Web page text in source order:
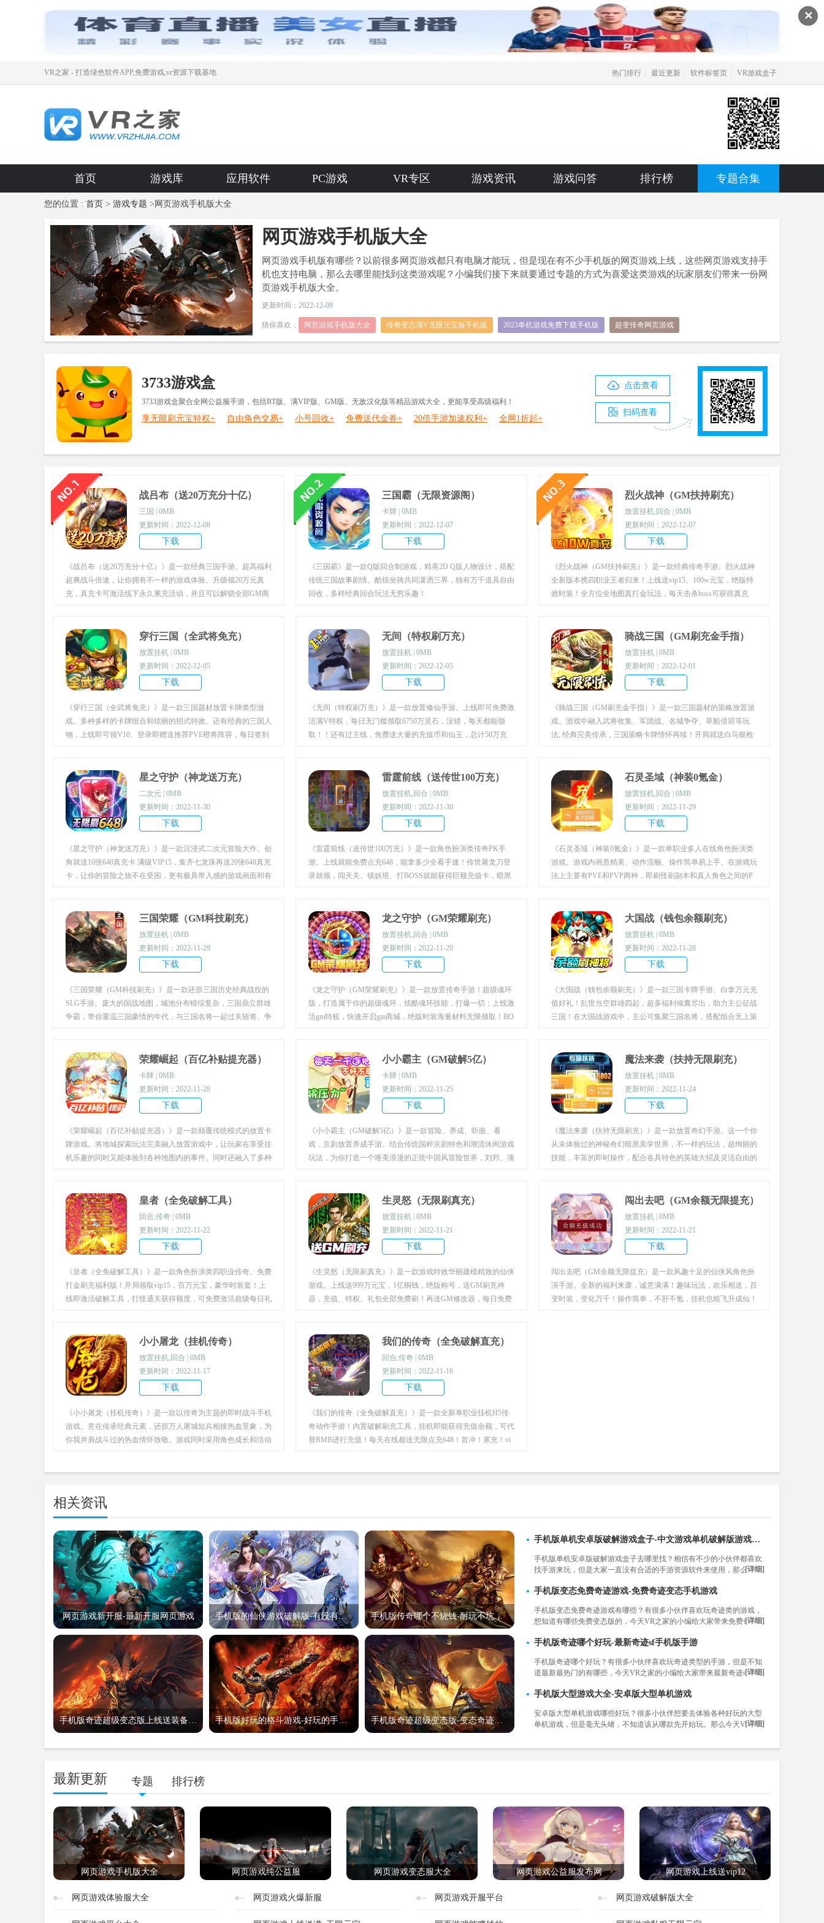
✕
VR之家 - 打造绿色软件APP,免费游戏,vr资源下载基地 热门排行 最近更新 软件标签页 VR游戏盒子
首页 游戏库 应用软件 PC游戏 VR专区 游戏资讯 游戏问答 排行榜 专题合集
您的位置 : 首页 > 游戏专题 >网页游戏手机版大全
网页游戏手机版大全
网页游戏手机版有哪些？以前很多网页游戏都只有电脑才能玩，但是现在有不少手机版的网页游戏上线，这些网页游戏支持手
机也支持电脑，那么去哪里能找到这类游戏呢？小编我们接下来就要通过专题的方式为喜爱这类游戏的玩家朋友们带来一份网
页游戏手机版大全。
更新时间： 2022-12-09
猜你喜欢： 网页游戏手机版大全 传奇变态满V无限元宝服手机版 2023单机游戏免费下载手机版
超变传奇网页游戏
单机大型游戏手机版破解
3733游戏盒
3733游戏盒聚合全网公益服手游，包括BT版、满VIP版、GM版、无敌汉化版等精品游戏大全，更能享受高级福利！
享无限刷元宝特权+ 自由角色交易+ 小号回收+ 免费送代金券+ 20倍手游加速权利+ 全网1折起+
点击查看
扫码查看
战吕布（送20万充分十亿）
三国 | 0MB
更新时间：2022-12-08
下载
《战吕布（送20万充分十亿）》是一款经典三国手游。超高福利
超爽战斗倍速，让你拥有不一样的游戏体验。升级领20万元真
充，真充卡可激活线下永久累充活动，并且可以解锁全部GM商
有！玩家在游戏中化身为主公，招兵买马带领众多名将征战四方
结交天下英雄，还有机会与当世美人结缘，一统天下功成名就。
完美还原了三国战争场景，权谋战略之间的较量，风起云涌，号
角吹响，率领大军参与国战，攻城略地，在战乱中建立自己的势
力，定天下以安民心。
三国霸（无限资源阁）
卡牌 | 0MB
更新时间：2022-12-07
下载
《三国霸》是一款Q版回合制游戏，精美2D Q版人物设计，搭配
传统三国故事剧情。酷炫坐骑共同潇洒三界，独有万千道具自由
回收，多样经典回合玩法无穷乐趣！
烈火战神（GM扶持刷充）
放置挂机,回合 | 0MB
更新时间：2022-12-07
下载
《烈火战神（GM扶持刷充）》是一款经典传奇手游。烈火战神
全新版本携四职业王者归来！上线送vip15、100w元宝，绝版特
效时装！全方位全地图真打金玩法，每天击杀boss可获得真充
一元宝拿走！最强福利传奇，邀你来战！
穿行三国（全武将免充）
放置挂机 | 0MB
更新时间：2022-12-05
下载
《穿行三国（全武将免充）》是一款三国题材放置卡牌类型游
戏。多种多样的卡牌组合和炫丽的招式特效、还有经典的三国人
物，上线即可领V10、登录即赠送推荐PVE橙将阵容，每日签到
能畅享体验，超多福利无限刺激，快来参与~
无间（特权刷万充）
放置挂机 | 0MB
更新时间：2022-12-05
下载
《无间（特权刷万充）》是一款放置修仙手游。上线即可免费激
活满V特权，每日无门槛领取6750万灵石，没错，每天都能领
取！！还有过主线，免费送大量的充值币和仙玉，总计50万充
份，如何在门派中立足,如何以平庸的资质进入到修仙者的行
列，从而笑傲三界之中！又如何以平庸的资质，进入到修仙者的
行列？和其他巨枭魔头、仙宗仙师并列于山海内外？修仙世界尔
虞我诈、弱肉强食，大道漫漫，仙途凶险，看普通山村少年如何
艰难修仙。虽然资质平庸，但依靠自身努力和合理利用资源修炼
骑战三国（GM刷充金手指）
放置挂机 | 0MB
更新时间：2022-12-01
下载
《骑战三国（GM刷充金手指）》是一款三国题材的策略放置游
戏。游戏中融入武将收集、军团战、名城争夺、草船借箭等玩
法, 经典完美传承，三国策略卡牌情怀再续！开局就送白马银枪
招组合，狂拽炫酷，酣畅战斗！更有三国美人齐聚，翘首待与主
公合体，貂蝉小姐姐约你来战！一吕二赵三典韦，四关五马六张
飞，尽可收归麾下，助主公攻城掠地占名城！三国乱世我主沉
浮，运筹帷幄之中，决胜千里之外，谁敢与争锋？
星之守护（神龙送万充）
二次元 | 0MB
更新时间：2022-11-30
下载
《星之守护（神龙送万充）》是一款沉浸式二次元冒险大作。创
角就送10张648真充卡 满级VIP15，集齐七龙珠再送20张648真充
卡，让你的冒险之旅不在受困，更有极具带入感的游戏画面和有
雷霆前线（送传世100万充）
放置挂机,回合 | 0MB
更新时间：2022-11-30
下载
《雷霆前线（送传世100万充）》是一款角色扮演类传奇PK手
游。上线就能免费点充648，能拿多少全看手速！传世屠龙刀登
录就领，闯天关、镇妖塔、打BOSS就能获得巨额充值卡，暗黑
击斗智斗勇，堪称MOBA级的荣耀王者。开局领VIP10、1000W
元宝。兄弟快上线，真热血PK传奇邀你来战！
石灵圣域（神装0氪金）
放置挂机,回合 | 0MB
更新时间：2022-11-29
下载
《石灵圣域（神装0氪金）》是一款单职业多人在线角色扮演类
游戏。游戏内画质精美、动作流畅、操作简单易上手。在游戏玩
法上主要有PVE和PVP两种，即刷怪刷副本和真人角色之间的P
独特的技能和属性，让玩家体验到不一样的游戏体验。
三国荣耀（GM科技刷充）
放置挂机 | 0MB
更新时间：2022-11-29
下载
《三国荣耀（GM科技刷充）》是一款还原三国历史经典战役的
SLG手游。庞大的国战地图，城池分布错综复杂，三国鼎立群雄
争霸，带你重温三国豪情的年代，与三国名将一起过关斩将、争
龙之守护（GM荣耀刷充）
放置挂机,回合 | 0MB
更新时间：2022-11-29
下载
《龙之守护（GM荣耀刷充）》是一款放置传奇手游！超级魂环
版，打造属于你的超级魂环，炫酷魂环技能，打爆一切；上线激
活gm特权，快速开启gm商城，绝版时装海量材料无限领取！BO
大国战（钱包余额刷充）
放置挂机 | 0MB
更新时间：2022-11-28
下载
《大国战（钱包余额刷充）》是一款三国卡牌手游。白拿万元充
值好礼！乱世当空群雄四起，超多福利倾囊尽出，助力主公征战
三国！在大国战游戏中，主公可集聚三国名将，搭配组合无上策
梯赛、偷菜，抢矿等丰富玩法供主公探索发现，快快加入游戏一
起体验吧！
荣耀崛起（百亿补贴提充器）
卡牌 | 0MB
更新时间：2022-11-28
下载
《荣耀崛起（百亿补贴提充器）》是一款颠覆传统模式的放置卡
牌游戏。将地城探索玩法完美融入放置游戏中，让玩家在享受挂
机乐趣的同时又能体验到各种地图内的事件。同时还融入了多种
小小霸主（GM破解5亿）
卡牌 | 0MB
更新时间：2022-11-25
下载
《小小霸主（GM破解5亿）》是一款冒险、养成、听曲、看
戏，京剧放置养成手游。结合传统国粹京剧特色和潮流休闲游戏
玩法，为你打造一个唯美浪漫的正统中国风冒险世界，刘邦、项
问指导，为角色设计制作丰富的梨园造型和戏曲唱腔，生旦净末
丑，唱念做打舞，千姿百态，原汁原味。轻松而不失挑战的策略
放置玩法，酷炫技能，海量装备，百变场景，无需太多学习和时
间成本，让你随时随地畅享游戏之乐。
魔法来袭（扶持无限刷充）
放置挂机 | 0MB
更新时间：2022-11-24
下载
《魔法来袭（扶持无限刷充）》是一款放置奇幻手游。这一个你
从未体验过的神秘奇幻暗黑美学世界，不一样的玩法，超绚丽的
技能，丰富的即时操作，配合各具特色的英雄大招及灵活自由的
阁！现在登录游戏，创角即送满V和贵族6，更有亿万钻石等你
来拿，快速提升战力不是梦。
皇者（全免破解工具）
回合,传奇 | 0MB
更新时间：2022-11-22
下载
《皇者（全免破解工具）》是一款角色扮演类四职业传奇。免费
打金刷充福利版！开局领取vip15，百万元宝，豪华时装套！上
线即激活破解工具，打怪通关获得额度，可免费激活超级每日礼
血pk传奇邀你来战！
生灵怒（无限刷真充）
放置挂机 | 0MB
更新时间：2022-11-21
下载
《生灵怒（无限刷真充）》是一款游戏特效华丽建模精致的仙侠
游戏。上线送999万元宝，1亿铜钱，绝版称号，送GM刷充神
器，充值、特权、礼包全部免费刷！再送GM修改器，每日免费
职业，修仙修魔修妖任你选择！
闯出去吧（GM余额无限提充）
放置挂机 | 0MB
更新时间：2022-11-21
下载
闯出去吧（GM余额无限提充）是一款风趣十足的仙侠风角色扮
演手游。全新的福利来袭，诚意满满！趣味玩法，欢乐相送，百
变时装，变化万千！操作简单，不肝不氪，挂机也能飞升成仙！
小小屠龙（挂机传奇）
放置挂机,回合 | 0MB
更新时间：2022-11-17
下载
《小小屠龙（挂机传奇）》是一款以传奇为主题的即时战斗手机
游戏。意在传承经典元素，还原万人屠城短兵相接热血景象，为
你我并肩战斗过的热血情怀致敬。游戏同时采用角色成长和活动
我们的传奇（全免破解直充）
回合,传奇 | 0MB
更新时间：2022-11-16
下载
《我们的传奇（全免破解直充）》是一款全新单职业挂机H5传
奇动作手游！内置破解刷充工具，挂机即能获得充值余额，可代
替RMB进行充值！每天在线都送无限点充648！首冲！累充！vi
相关资讯
网页游戏新开服-最新开服网页游戏 手机版的仙侠游戏破解版-有没有破解版的仙侠手游 手机版传奇哪个不烧钱-耐玩不坑钱的传奇手游
手机版奇迹超级变态版上线送装备-奇迹mu手机版送最强装备 手机版好玩的格斗游戏-好玩的手机格斗单机游戏 手机版奇迹超级变态版-变态奇迹无限钻石版
手机版单机安卓版破解游戏盒子-中文游戏单机破解版游戏盒子
手机版单机安卓版破解游戏盒子去哪里找？相信有不少的小伙伴都喜欢
找手游来玩，但是大家一直没有合适的手游资源软件来使用，那么今天
大家！
[详细]
手机版变态免费奇迹游戏-免费奇迹变态手机游戏
手机版变态免费奇迹游戏有哪些？有很多小伙伴喜欢玩奇迹类的游戏，
想知道有哪些免费变态版的，今天VR之家的小编给大家带来免费奇迹
[详细]
手机版奇迹哪个好玩-最新奇迹sf手机版手游
手机版奇迹哪个好玩？有很多小伙伴喜欢玩奇迹类型的手游，但是不知
道最新最热门的有哪些，今天VR之家的小编给大家带来最新奇迹sf手机
[详细]
手机版大型游戏大全-安卓版大型单机游戏
安卓版大型单机游戏哪些好玩？很多小伙伴想要去体验各种好玩的大型
单机游戏，但是毫无头绪，不知道该从哪款先开始玩。那么今天VR之
[详细]
最新更新 专题 排行榜
网页游戏手机版大全 网页游戏纯公益服 网页游戏变态服大全 网页游戏公益服发布网 网页游戏上线送vip12
网页游戏体验服大全 网页游戏火爆新服 网页游戏开服平台 网页游戏破解版大全